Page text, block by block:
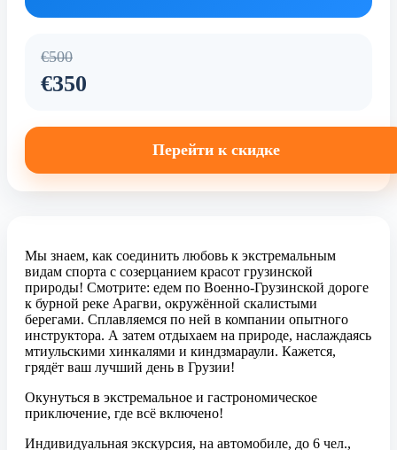
€500
€350
Перейти к скидке
Мы знаем, как соединить любовь к экстремальным
видам спорта с созерцанием красот грузинской
природы! Смотрите: едем по Военно-Грузинской дороге
к бурной реке Арагви, окружённой скалистыми
берегами. Сплавляемся по ней в компании опытного
инструктора. А затем отдыхаем на природе, наслаждаясь
мтиульскими хинкалями и киндзмараули. Кажется,
грядёт ваш лучший день в Грузии!
Окунуться в экстремальное и гастрономическое
приключение, где всё включено!
Индивидуальная экскурсия, на автомобиле, до 6 чел.,